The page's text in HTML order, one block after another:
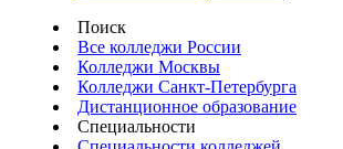
Поиск
Все колледжи России
Колледжи Москвы
Колледжи Санкт-Петербурга
Дистанционное образование
Специальности